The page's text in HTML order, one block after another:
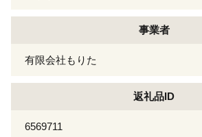
事業者
有限会社もりた
返礼品ID
6569711